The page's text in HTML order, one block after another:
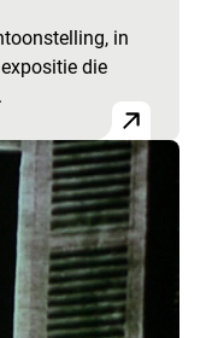
in
die